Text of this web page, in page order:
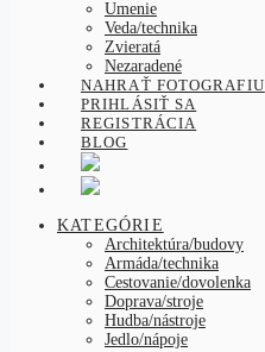
Umenie
Veda/technika
Zvieratá
Nezaradené
NAHRAŤ FOTOGRAFIU
PRIHLÁSIŤ SA
REGISTRÁCIA
BLOG
KATEGÓRIE
Architektúra/budovy
Armáda/technika
Cestovanie/dovolenka
Doprava/stroje
Hudba/nástroje
Jedlo/nápoje